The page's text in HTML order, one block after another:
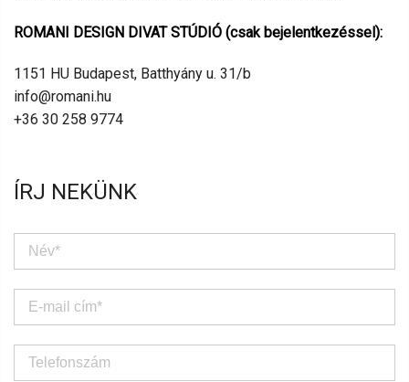
ROMANI DESIGN DIVAT STÚDIÓ (csak bejelentkezéssel):
1151 HU Budapest, Batthyány u. 31/b
info@romani.hu
+36 30 258 9774
ÍRJ NEKÜNK